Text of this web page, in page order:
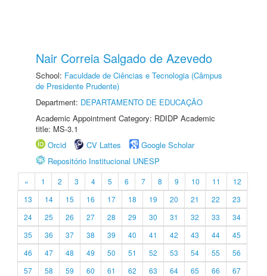
Nair Correia Salgado de Azevedo
School: Faculdade de Ciências e Tecnologia (Câmpus
de Presidente Prudente)
Department: DEPARTAMENTO DE EDUCAÇÃO
Academic Appointment Category: RDIDP Academic
title: MS-3.1
Orcid
CV Lattes
Google Scholar
Repositório Institucional UNESP
« 1 2 3 4 5 6 7 8 9 10 11
12
13
14 15 16 17 18 19 20 21 22
23
24
25 26 27 28 29 30 31 32 33
34
35
36 37 38 39 40 41 42 43 44
45
46
47 48 49 50 51 52 53 54 55
56
57
58 59 60 61 62 63 64 65 66
67